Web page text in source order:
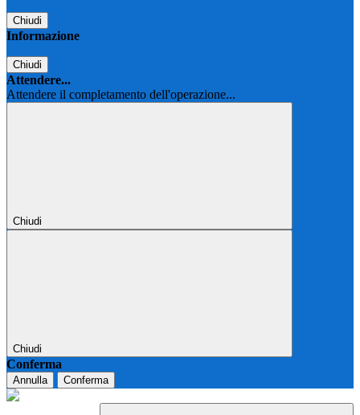
Chiudi
Informazione
Chiudi
Attendere...
Attendere il completamento dell'operazione...
Chiudi
Chiudi
Conferma
Annulla Conferma